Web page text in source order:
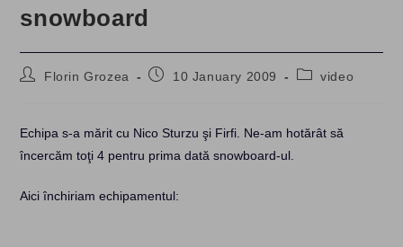
snowboard
PostFlorin Grozea
Post10 January 2009
Postvideo
Echipa s-a mărit cu Nico Sturzu şi Firfi. Ne-am hotărât să
încercăm toţi 4 pentru prima dată snowboard-ul.
Aici închiriam echipamentul: